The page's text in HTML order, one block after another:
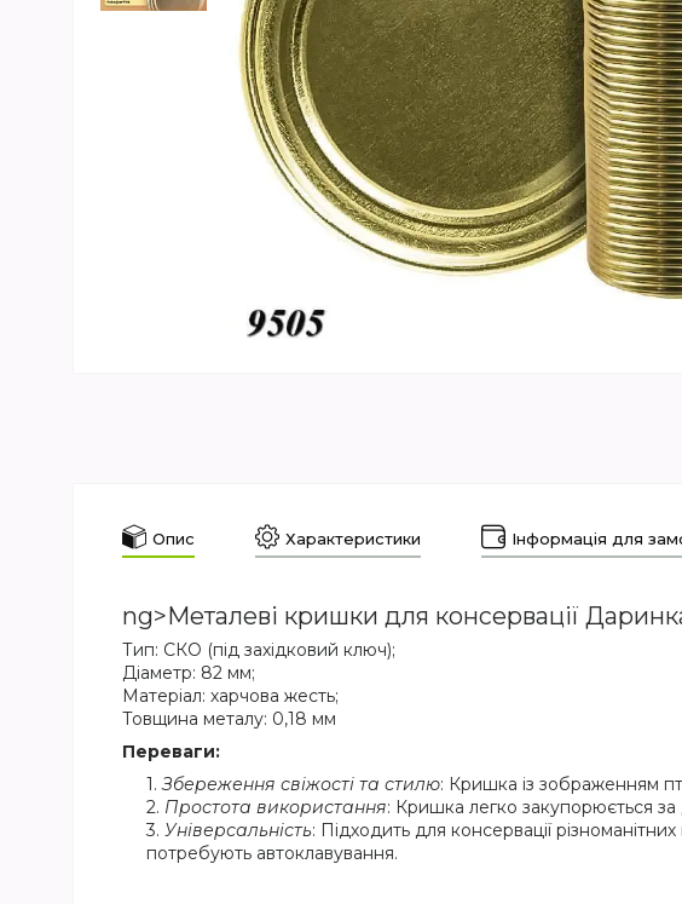
Опис Характеристики Інформація для
ng>Металеві кришки для консервації
Тип: СКО (під західковий ключ);
Діаметр: 82 мм;
Матеріал: харчова жесть;
Товщина металу: 0,18 мм
Переваги:
Збереження свіжості та стилю: Кришка із зображенням
Простота використання: Кришка легко закупорюється
Універсальність: Підходить для консервації
потребують автоклавування.